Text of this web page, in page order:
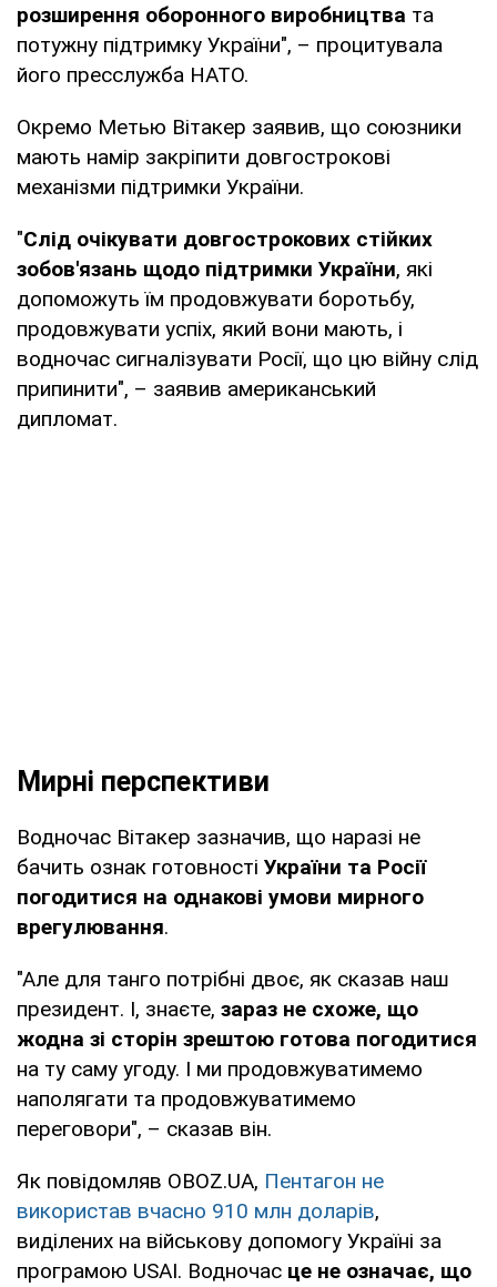
розширення оборонного виробництва та
потужну підтримку України", – процитувала
його пресслужба НАТО.
Окремо Метью Вітакер заявив, що союзники
мають намір закріпити довгострокові
механізми підтримки України.
"Слід очікувати довгострокових стійких
зобов'язань щодо підтримки України, які
допоможуть їм продовжувати боротьбу,
продовжувати успіх, який вони мають, і
водночас сигналізувати Росії, що цю війну слід
припинити", – заявив американський
дипломат.
Мирні перспективи
Водночас Вітакер зазначив, що наразі не
бачить ознак готовності України та Росії
погодитися на однакові умови мирного
врегулювання.
"Але для танго потрібні двоє, як сказав наш
президент. І, знаєте, зараз не схоже, що
жодна зі сторін зрештою готова погодитися
на ту саму угоду. І ми продовжуватимемо
наполягати та продовжуватимемо
переговори", – сказав він.
Як повідомляв OBOZ.UA, Пентагон не
використав вчасно 910 млн доларів,
виділених на військову допомогу Україні за
програмою USAI. Водночас це не означає, що